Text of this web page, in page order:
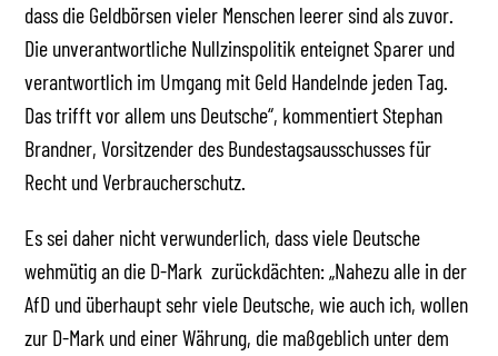
dass die Geldbörsen vieler Menschen leerer sind als zuvor.
Die unverantwortliche Nullzinspolitik enteignet Sparer und
verantwortlich im Umgang mit Geld Handelnde jeden Tag.
Das trifft vor allem uns Deutsche“, kommentiert Stephan
Brandner, Vorsitzender des Bundestagsausschusses für
Recht und Verbraucherschutz.
Es sei daher nicht verwunderlich, dass viele Deutsche
wehmütig an die D-Mark zurückdächten: „Nahezu alle in der
AfD und überhaupt sehr viele Deutsche, wie auch ich, wollen
zur D-Mark und einer Währung, die maßgeblich unter dem